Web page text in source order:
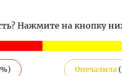
Нажмите на кнопку
%) Опечалила(